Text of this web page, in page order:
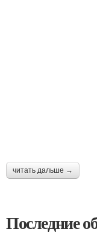
читать дальше →
Последние